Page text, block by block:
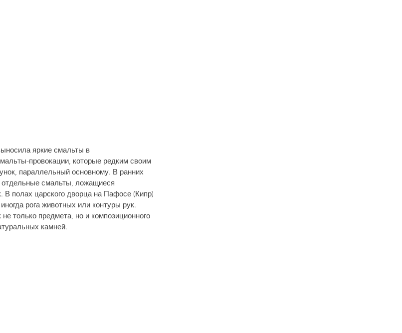
яркие смальты в
провокации, которые редким своим
параллельный основному. В ранних
отдельные смальты, ложащиеся
В полах царского дворца на Пафосе (Кипр)
рога животных или контуры рук.
только предмета, но и композиционного
камней.